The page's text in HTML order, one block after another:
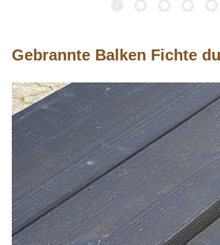
Gebrannte Balken Fichte